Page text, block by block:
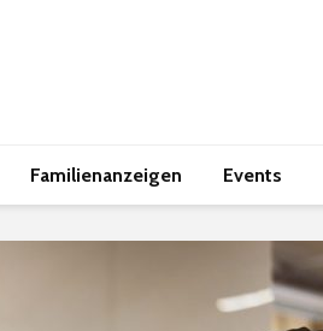
Familienanzeigen Events